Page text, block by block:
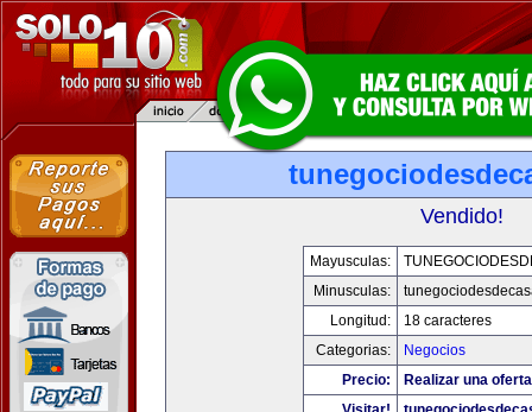
Vendido!
Mayusculas:
Minusculas:
Longitud:
18 caracteres
Categorias:
Negocios
Precio:
Realizar una